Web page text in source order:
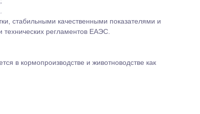
объемы выпуска продукции для внутреннего
инфраструктуре предприятие
автомобильным и железнодорожным транспортом по России,